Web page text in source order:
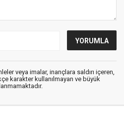
veya imalar, inançlara saldırı içeren,
karakter kullanılmayan ve büyük